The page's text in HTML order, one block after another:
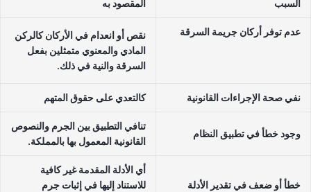
السبب المقصود به
عدم توفر أركان جريمة السرقة
نقص أو انعدام في الأركان كالركن
المادي والمعنوي متمثلين بفعل
السرقة والنية في ذلك.
نفي صحة الإجراءات القانونية كالتعدي على حقوق المتهم
وجود خطأ في تطبيق النظام
تنافي التطبيق بين الجرم والنصوص
القانونية المعمول بها بالمملكة.
خطأ أو ضعف في تقدير الأدلة
أي الأدلة المقدمة غير كافية
للاستناد إليها في إثبات جرم